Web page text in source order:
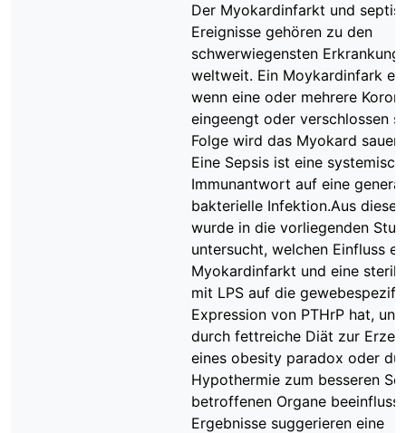
Der Myokardinfarkt und
Ereignisse gehören zu den
schwerwiegensten
weltweit. Ein Moykardinfark
wenn eine oder mehrere
eingeengt oder verschlossen
Folge wird das Myokard
Eine Sepsis ist eine
Immunantwort auf eine
bakterielle Infektion.Aus
wurde in die vorliegenden
untersucht, welchen Einfluss
Myokardinfarkt und eine
mit LPS auf die
Expression von PTHrP hat,
durch fettreiche Diät zur
eines obesity paradox oder
Hypothermie zum besseren
betroffenen Organe
Ergebnisse suggerieren eine